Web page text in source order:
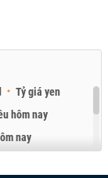
Tỷ giá yen
hôm nay
nay